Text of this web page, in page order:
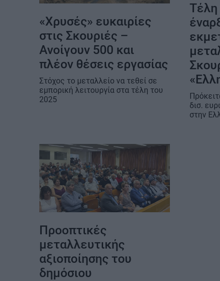
«Χρυσές» ευκαιρίες
στις Σκουριές –
Ανοίγουν 500 και
πλέον θέσεις εργασίας
Στόχος το μεταλλείο να τεθεί σε
εμπορική λειτουργία στα τέλη του
2025
Τέλη
δισ.
στην
Προοπτικές
μεταλλευτικής
αξιοποίησης του
δημόσιου